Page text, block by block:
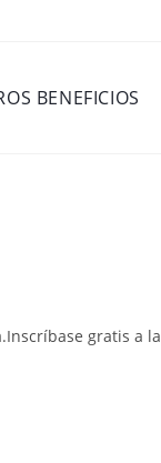
BENEFICIOS
gratis a la